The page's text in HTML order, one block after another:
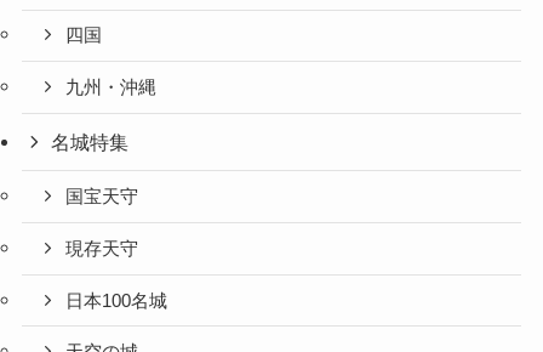
四国
九州・沖縄
名城特集
国宝天守
現存天守
日本100名城